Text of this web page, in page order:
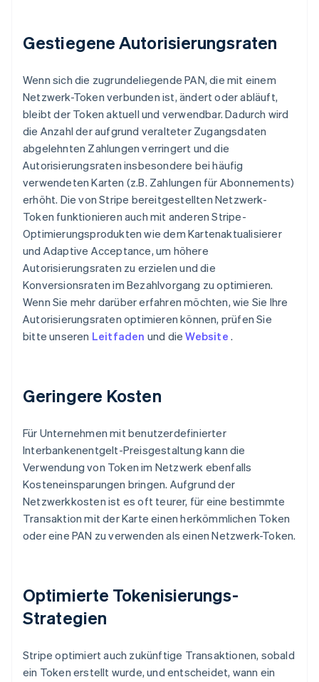
Gestiegene Autorisierungsraten
Wenn sich die zugrundeliegende PAN, die mit einem
Netzwerk-Token verbunden ist, ändert oder abläuft,
bleibt der Token aktuell und verwendbar. Dadurch wird
die Anzahl der aufgrund veralteter Zugangsdaten
abgelehnten Zahlungen verringert und die
Autorisierungsraten insbesondere bei häufig
verwendeten Karten (z.B. Zahlungen für Abonnements)
erhöht. Die von Stripe bereitgestellten Netzwerk-
Token funktionieren auch mit anderen Stripe-
Optimierungsprodukten wie dem Kartenaktualisierer
und Adaptive Acceptance, um höhere
Autorisierungsraten zu erzielen und die
Konversionsraten im Bezahlvorgang zu optimieren.
Wenn Sie mehr darüber erfahren möchten, wie Sie Ihre
Autorisierungsraten optimieren können, prüfen Sie
bitte unseren Leitfaden und dieWebsite .
Geringere Kosten
Für Unternehmen mit benutzerdefinierter
Interbankenentgelt-Preisgestaltung kann die
Verwendung von Token im Netzwerk ebenfalls
Kosteneinsparungen bringen. Aufgrund der
Netzwerkkosten ist es oft teurer, für eine bestimmte
Transaktion mit der Karte einen herkömmlichen Token
oder eine PAN zu verwenden als einen Netzwerk-Token.
Optimierte Tokenisierungs-
Strategien
Stripe optimiert auch zukünftige Transaktionen, sobald
ein Token erstellt wurde, und entscheidet, wann ein